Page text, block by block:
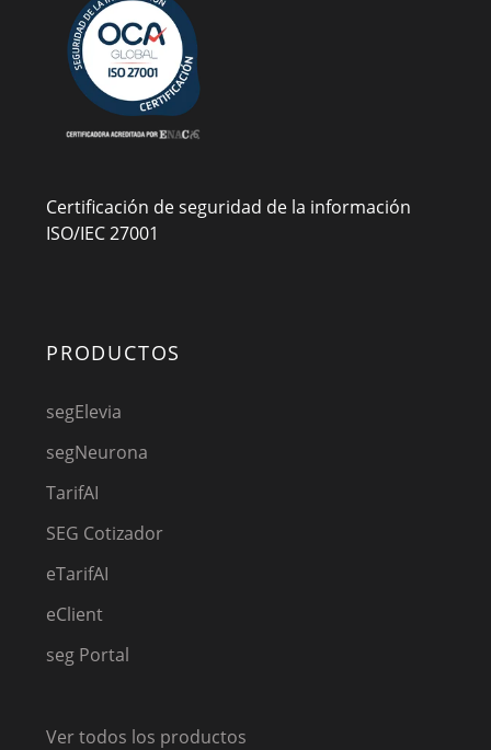
Certificación de seguridad de la información
ISO/IEC 27001
PRODUCTOS
segElevia
segNeurona
TarifAI
SEG Cotizador
eTarifAI
eClient
seg Portal
Ver todos los productos